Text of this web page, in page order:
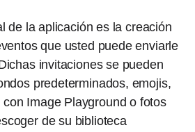
de la aplicación es la creación
que usted puede enviarle
invitaciones se pueden
predeterminados, emojis,
Image Playground o fotos
de su biblioteca